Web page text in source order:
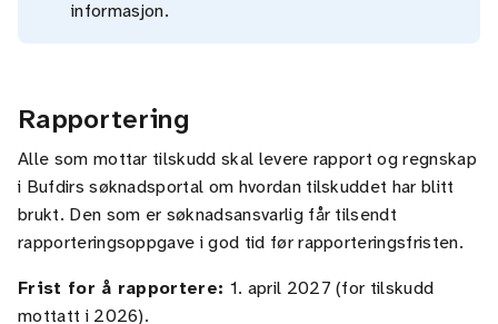
informasjon.
Rapportering
Alle som mottar tilskudd skal levere rapport og regnskap
i Bufdirs søknadsportal om hvordan tilskuddet har blitt
brukt. Den som er søknadsansvarlig får tilsendt
rapporteringsoppgave i god tid før rapporteringsfristen.
Frist for å rapportere: 1. april 2027 (for tilskudd
mottatt i 2026).